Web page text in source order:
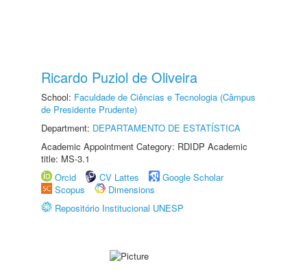
Ricardo Puziol de Oliveira
School: Faculdade de Ciências e Tecnologia (Câmpus
de Presidente Prudente)
Department: DEPARTAMENTO DE ESTATÍSTICA
Academic Appointment Category: RDIDP Academic
title: MS-3.1
Orcid
CV Lattes
Google Scholar
Scopus
Dimensions
Repositório Institucional UNESP